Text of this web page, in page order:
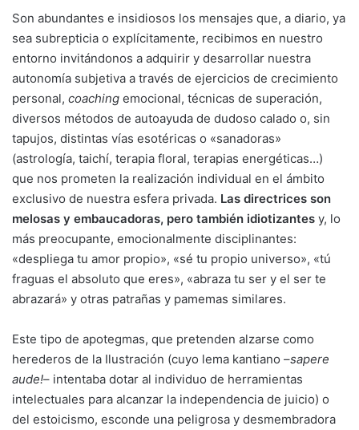
Son abundantes e insidiosos los mensajes que, a diario, ya
sea subrepticia o explícitamente, recibimos en nuestro
entorno invitándonos a adquirir y desarrollar nuestra
autonomía subjetiva a través de ejercicios de crecimiento
personal, coaching emocional, técnicas de superación,
diversos métodos de autoayuda de dudoso calado o, sin
tapujos, distintas vías esotéricas o «sanadoras»
(astrología, taichí, terapia floral, terapias energéticas…)
que nos prometen la realización individual en el ámbito
exclusivo de nuestra esfera privada. Las directrices son
melosas y embaucadoras, pero también idiotizantes y, lo
más preocupante, emocionalmente disciplinantes:
«despliega tu amor propio», «sé tu propio universo», «tú
fraguas el absoluto que eres», «abraza tu ser y el ser te
abrazará» y otras patrañas y pamemas similares.
Este tipo de apotegmas, que pretenden alzarse como
herederos de la Ilustración (cuyo lema kantiano –sapere
aude!– intentaba dotar al individuo de herramientas
intelectuales para alcanzar la independencia de juicio) o
del estoicismo, esconde una peligrosa y desmembradora